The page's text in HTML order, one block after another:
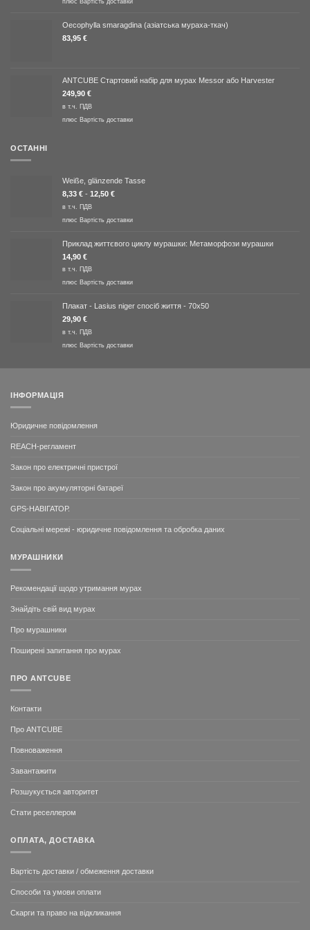
плюс Вартість доставки
Oecophylla smaragdina (азіатська мураха-ткач)
83,95 €
ANTCUBE Стартовий набір для мурах Messor або Harvester
249,90 €
в т.ч. ПДВ
плюс Вартість доставки
ОСТАННІ
Weiße, glänzende Tasse
8,33 € - 12,50 €
в т.ч. ПДВ
плюс Вартість доставки
Приклад життєвого циклу мурашки: Метаморфози мурашки
14,90 €
в т.ч. ПДВ
плюс Вартість доставки
Плакат - Lasius niger спосіб життя - 70x50
29,90 €
в т.ч. ПДВ
плюс Вартість доставки
ІНФОРМАЦІЯ
Юридичне повідомлення
REACH-регламент
Закон про електричні пристрої
Закон про акумуляторні батареї
GPS-НАВІГАТОР.
Соціальні мережі - юридичне повідомлення та обробка даних
МУРАШНИКИ
Рекомендації щодо утримання мурах
Знайдіть свій вид мурах
Про мурашники
Поширені запитання про мурах
ПРО ANTCUBE
Контакти
Про ANTCUBE
Повноваження
Завантажити
Розшукується авторитет
Стати реселлером
ОПЛАТА, ДОСТАВКА
Вартість доставки / обмеження доставки
Способи та умови оплати
Скарги та право на відкликання